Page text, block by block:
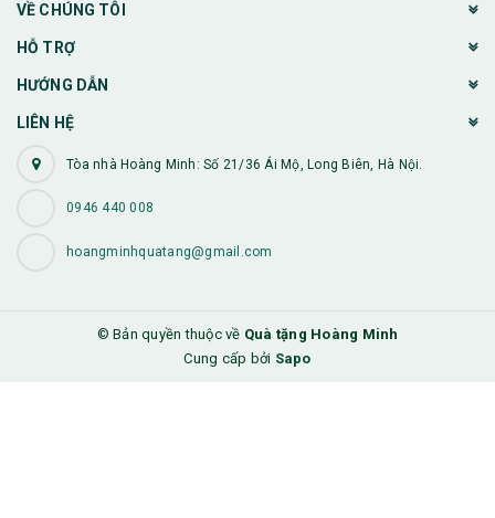
VỀ CHÚNG TÔI
HỖ TRỢ
HƯỚNG DẪN
LIÊN HỆ
Tòa nhà Hoàng Minh: Số 21/36 Ái Mộ, Long Biên, Hà Nội.
0946 440 008
hoangminhquatang@gmail.com
© Bản quyền thuộc về Quà tặng Hoàng Minh
Cung cấp bởi Sapo